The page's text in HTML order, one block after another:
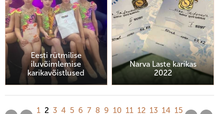
Eesti rütmilise
iluvõimlemise
karikavõistlused
Narva Laste karikas
2022
1 2 3 4 5 6 7 8 9 10 11 12 13 14 15